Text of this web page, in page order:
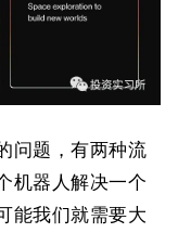
问题，有两种流
机器人解决一个
能我们就需要大